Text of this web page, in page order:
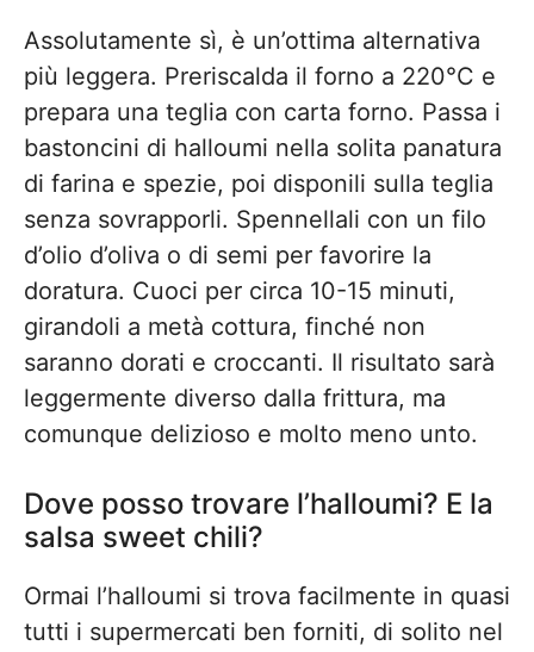
Assolutamente sì, è un’ottima alternativa
più leggera. Preriscalda il forno a 220°C e
prepara una teglia con carta forno. Passa i
bastoncini di halloumi nella solita panatura
di farina e spezie, poi disponili sulla teglia
senza sovrapporli. Spennellali con un filo
d’olio d’oliva o di semi per favorire la
doratura. Cuoci per circa 10-15 minuti,
girandoli a metà cottura, finché non
saranno dorati e croccanti. Il risultato sarà
leggermente diverso dalla frittura, ma
comunque delizioso e molto meno unto.
Dove posso trovare l’halloumi? E la
salsa sweet chili?
Ormai l’halloumi si trova facilmente in quasi
tutti i supermercati ben forniti, di solito nel